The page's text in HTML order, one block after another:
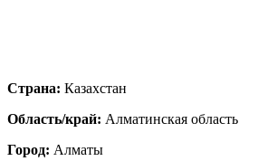
Страна: Казахстан
Область/край: Алматинская область
Город: Алматы